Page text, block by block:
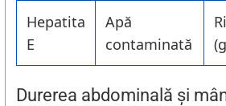
Hepatita
E
Apă
contaminată
Durerea abdominală și